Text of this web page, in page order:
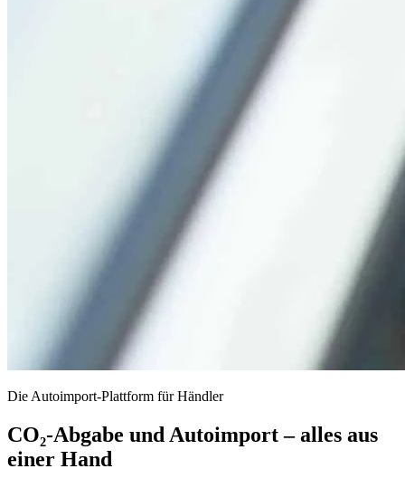
Die Autoimport-Plattform für Händler
CO₂-Abgabe und Autoimport – alles aus
einer Hand